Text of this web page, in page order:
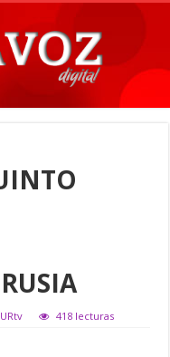
418 lecturas